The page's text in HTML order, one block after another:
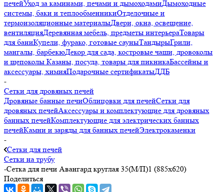
печейУход за каминами, печами и дымоходамиДымоходные
системы, баки и теплообменникиОтделочные и
термоизоляционные материалыДвери, окна, освещение,
вентиляцияДеревянная мебель, предметы интерьераТовары
для баниКупели, фурако, готовые сауныТандырыГрили,
мангалы, барбекюДекор для сада, костровые чаши, дровоколы
и щепоколы Казаны, посуда, товары для пикникаБассейны и
аксессуары, химияПодарочные сертификатыДДБ
-
Сетки для дровяных печей
Дровяные банные печиОблицовки для печейСетки для
дровяных печейАксессуары и комплектующие для дровяных
банных печейКомплектующие для электрических банных
печейКамни и заряды для банных печейЭлектрокаменки
-
Сетки для печей
Сетки на трубу
-Сетка для печи Авангард круглая 35(М/П)1 (885х620)
Поделиться